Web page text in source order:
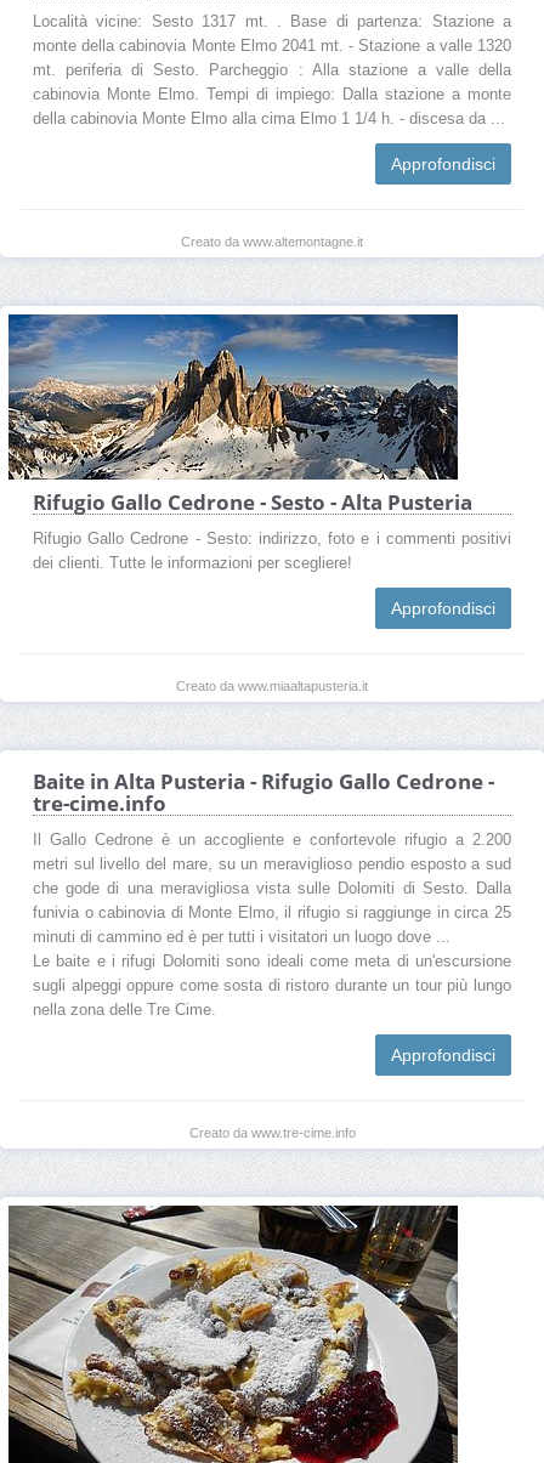
Località vicine: Sesto 1317 mt. . Base di partenza: Stazione a
monte della cabinovia Monte Elmo 2041 mt. - Stazione a valle 1320
mt. periferia di Sesto. Parcheggio : Alla stazione a valle della
cabinovia Monte Elmo. Tempi di impiego: Dalla stazione a monte
della cabinovia Monte Elmo alla cima Elmo 1 1/4 h. - discesa da ...
Approfondisci
Creato da www.altemontagne.it
Rifugio Gallo Cedrone - Sesto - Alta Pusteria
Rifugio Gallo Cedrone - Sesto: indirizzo, foto e i commenti positivi
dei clienti. Tutte le informazioni per scegliere!
Approfondisci
Creato da www.miaaltapusteria.it
Baite in Alta Pusteria - Rifugio Gallo Cedrone -
tre-cime.info
Il Gallo Cedrone è un accogliente e confortevole rifugio a 2.200
metri sul livello del mare, su un meraviglioso pendio esposto a sud
che gode di una meravigliosa vista sulle Dolomiti di Sesto. Dalla
funivia o cabinovia di Monte Elmo, il rifugio si raggiunge in circa 25
minuti di cammino ed è per tutti i visitatori un luogo dove ...
Le baite e i rifugi Dolomiti sono ideali come meta di un'escursione
sugli alpeggi oppure come sosta di ristoro durante un tour più lungo
nella zona delle Tre Cime.
Approfondisci
Creato da www.tre-cime.info